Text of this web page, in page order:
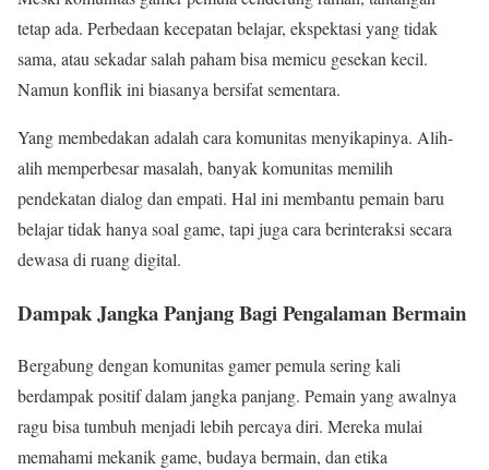
tetap ada. Perbedaan kecepatan belajar, ekspektasi yang tidak
sama, atau sekadar salah paham bisa memicu gesekan kecil.
Namun konflik ini biasanya bersifat sementara.
Yang membedakan adalah cara komunitas menyikapinya. Alih-
alih memperbesar masalah, banyak komunitas memilih
pendekatan dialog dan empati. Hal ini membantu pemain baru
belajar tidak hanya soal game, tapi juga cara berinteraksi secara
dewasa di ruang digital.
Dampak Jangka Panjang Bagi Pengalaman Bermain
Bergabung dengan komunitas gamer pemula sering kali
berdampak positif dalam jangka panjang. Pemain yang awalnya
ragu bisa tumbuh menjadi lebih percaya diri. Mereka mulai
memahami mekanik game, budaya bermain, dan etika